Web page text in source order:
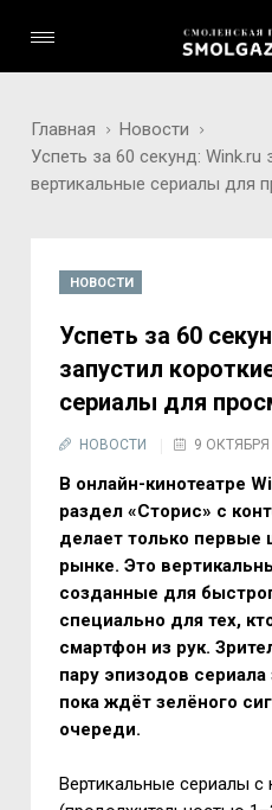
Главная
Новости
Успеть за 60 секунд: Wink.ru
вертикальные сериалы для
НОВОСТИ
Успеть за 60
запустил
сериалы для
НОВОСТИ 9 ОКТЯБРЯ
В онлайн-кинотеатре
раздел «Сторис» с
делает только первые
рынке. Это
созданные для
специально для тех,
смартфон из рук.
пару эпизодов
пока ждёт зелёного
очереди.
Вертикальные сериалы